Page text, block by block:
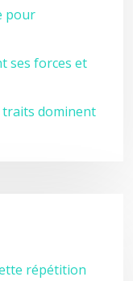
pour
ses forces et
traits dominent
répétition